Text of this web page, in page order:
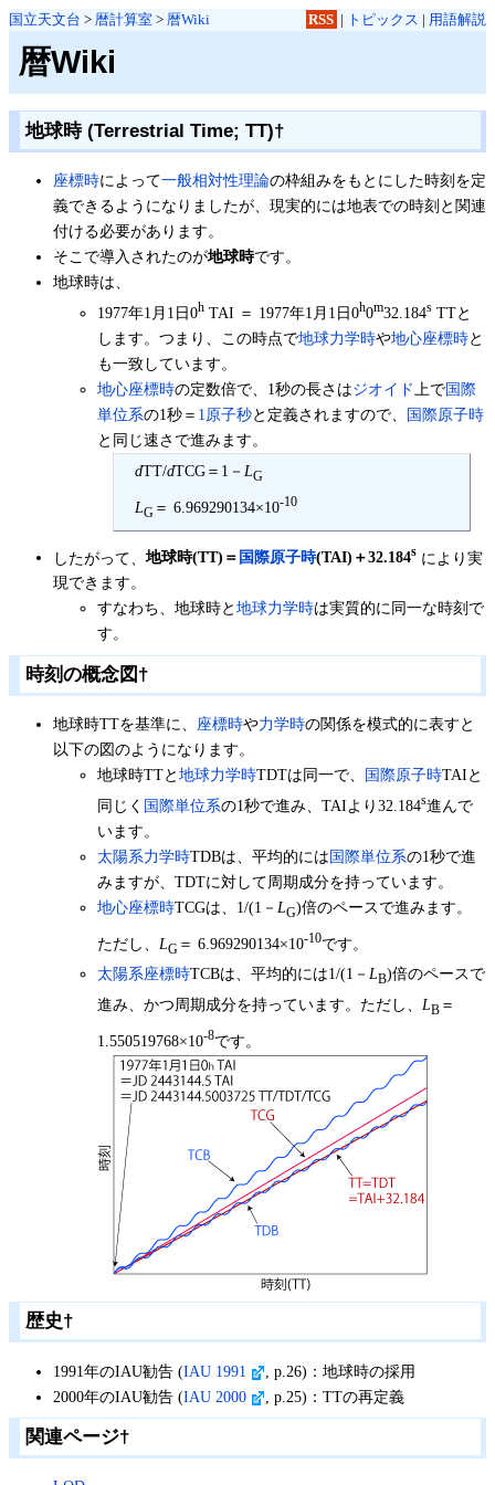
国立天文台 > 暦計算室 > 暦Wiki RSS | トピックス | 用語解説
暦Wiki
地球時 (Terrestrial Time; TT)†
座標時によって一般相対性理論の枠組みをもとにした時刻を定
義できるようになりましたが、現実的には地表での時刻と関連
付ける必要があります。
そこで導入されたのが地球時です。
地球時は、
1977年1月1日0h TAI ＝ 1977年1月1日0h0m32.184s TTと
します。つまり、この時点で地球力学時や地心座標時と
も一致しています。
地心座標時の定数倍で、1秒の長さはジオイド 上で国際
単位系の1秒＝ 1原子秒と定義されますので、 国際原子時
と同じ速さで進みます。
dTT/dTCG＝1－LG
LG ＝ 6.969290134×10-10
したがって、 地球時(TT)＝ 国際原子時(TAI)＋32.184s により実
現できます。
すなわち、地球時と地球力学時は実質的に同一な時刻で
す。
時刻の概念図 †
地球時TTを基準に、 座標時や力学時の関係を模式的に表すと
以下の図のようになります。
地球時TTと地球力学時TDTは同一で、 国際原子時TAIと
同じく 国際単位系の1秒で進み、TAIより32.184s進んで
います。
太陽系力学時TDBは、平均的には国際単位系の1秒で進
みますが、TDTに対して周期成分を持っています。
地心座標時TCGは、1/(1－ LG)倍のペースで進みます。
ただし、 LG ＝ 6.969290134×10-10です。
太陽系座標時TCBは、平均的には1/(1－ LB)倍のペースで
進み、かつ周期成分を持っています。ただし、 LB ＝
1.550519768×10-8です。
歴史†
1991年のIAU勧告 (IAU 1991
, p.26)：地球時の採用
2000年のIAU勧告 (IAU 2000 , p.25)：TTの再定義
関連ページ†